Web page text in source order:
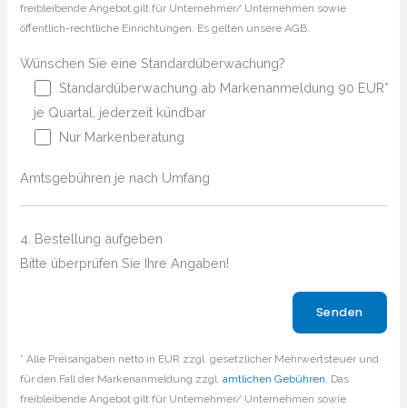
freibleibende Angebot gilt für Unternehmer/ Unternehmen sowie
öffentlich-rechtliche Einrichtungen. Es gelten unsere AGB.
Wünschen Sie eine Standardüberwachung?
Standardüberwachung ab Markenanmeldung 90 EUR*
je Quartal, jederzeit kündbar
Nur Markenberatung
Amtsgebühren je nach Umfang
4. Bestellung aufgeben
Bitte überprüfen Sie Ihre Angaben!
* Alle Preisangaben netto in EUR zzgl. gesetzlicher Mehrwertsteuer und
für den Fall der Markenanmeldung zzgl.amtlichen Gebühren. Das
freibleibende Angebot gilt für Unternehmer/ Unternehmen sowie